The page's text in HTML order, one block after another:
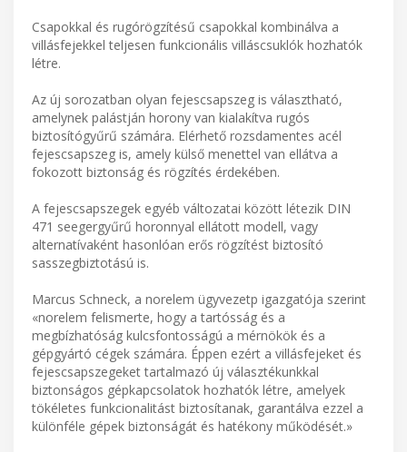
Csapokkal és rugórögzítésű csapokkal kombinálva a
villásfejekkel teljesen funkcionális villáscsuklók hozhatók
létre.
Az új sorozatban olyan fejescsapszeg is választható,
amelynek palástján horony van kialakítva rugós
biztosítógyűrű számára. Elérhető rozsdamentes acél
fejescsapszeg is, amely külső menettel van ellátva a
fokozott biztonság és rögzítés érdekében.
A fejescsapszegek egyéb változatai között létezik DIN
471 seegergyűrű horonnyal ellátott modell, vagy
alternatívaként hasonlóan erős rögzítést biztosító
sasszegbiztotású is.
Marcus Schneck, a norelem ügyvezetp igazgatója szerint
«norelem felismerte, hogy a tartósság és a
megbízhatóság kulcsfontosságú a mérnökök és a
gépgyártó cégek számára. Éppen ezért a villásfejeket és
fejescsapszegeket tartalmazó új választékunkkal
biztonságos gépkapcsolatok hozhatók létre, amelyek
tökéletes funkcionalitást biztosítanak, garantálva ezzel a
különféle gépek biztonságát és hatékony működését.»